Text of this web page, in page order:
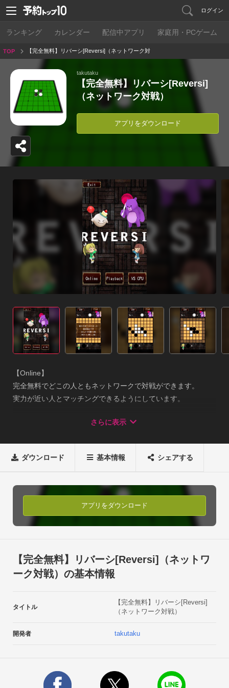
ログイン
ランキング カレンダー 配信中アプリ 家庭用・PCゲーム
TOP
【完全無料】リバーシ[Reversi]（ネットワーク対
戦）
takutaku
【完全無料】リバーシ[Reversi]
（ネットワーク対戦）
アプリをダウンロード
【Online】
完全無料でどこの人ともネットワークで対戦ができます。
実力が近い人とマッチングできるようにしています。
ってください☆・ステージ選択
勝ち数を積み重ねれば、新キャラが使用できるようになりま
・画像送信付チャット機能
オンライン対戦中チャットができます。なんと画像送信もで
きます☆メッセージ送受信時は、試合の進行を一時中断します
ので、気軽にコミュニケーションできますよ☆
拡散してくれるとありがたいです☆
【Playback】
ネットワーク対戦した結果のプレイバックが過去5試合分参照
ゲームの実力アップに活用しよう☆【VSCPU】
CPUとの対戦モードです。現状、CPUは、あまり強くないで
す。強いAIを現在作成中です。※キャラクタデータについて、
http://www14.big.or.jp/~amiami/happy/
さらに表示
ダウンロード 基本情報 シェアする
アプリをダウンロード
【完全無料】リバーシ[Reversi]（ネットワ
ーク対戦）の基本情報
タイトル
【完全無料】リバーシ[Reversi]
（ネットワーク対戦）
開発者 takutaku